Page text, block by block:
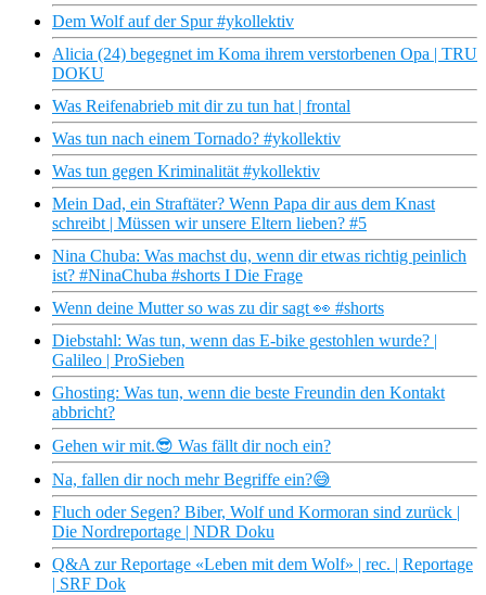
Dem Wolf auf der Spur #ykollektiv
Alicia (24) begegnet im Koma ihrem verstorbenen Opa | TRU
DOKU
Was Reifenabrieb mit dir zu tun hat | frontal
Was tun nach einem Tornado? #ykollektiv
Was tun gegen Kriminalität #ykollektiv
Mein Dad, ein Straftäter? Wenn Papa dir aus dem Knast
schreibt | Müssen wir unsere Eltern lieben? #5
Nina Chuba: Was machst du, wenn dir etwas richtig peinlich
ist? #NinaChuba #shorts I Die Frage
Wenn deine Mutter so was zu dir sagt 👀 #shorts
Diebstahl: Was tun, wenn das E-bike gestohlen wurde? |
Galileo | ProSieben
Ghosting: Was tun, wenn die beste Freundin den Kontakt
abbricht?
Gehen wir mit.😎 Was fällt dir noch ein?
Na, fallen dir noch mehr Begriffe ein?😅
Fluch oder Segen? Biber, Wolf und Kormoran sind zurück |
Die Nordreportage | NDR Doku
Q&A zur Reportage «Leben mit dem Wolf» | rec. | Reportage
| SRF Dok